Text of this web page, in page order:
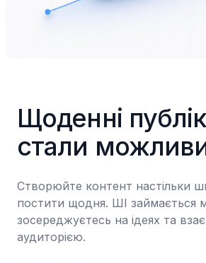
Щоденні
стали
Створюйте контент настільки
постити щодня. ШІ займається
зосереджуєтесь на ідеях та
аудиторією.